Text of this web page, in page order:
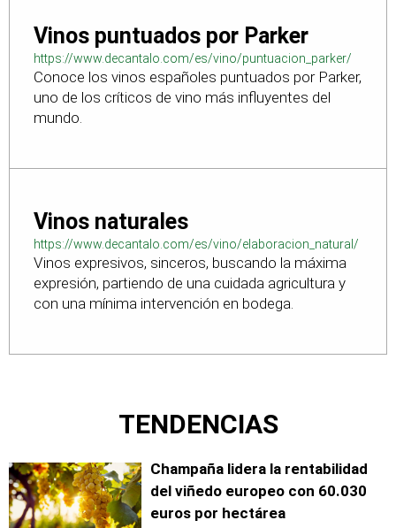
Vinos puntuados por Parker
https://www.decantalo.com/es/vino/puntuacion_parker/
Conoce los vinos españoles puntuados por Parker,
uno de los críticos de vino más influyentes del
mundo.
Vinos naturales
https://www.decantalo.com/es/vino/elaboracion_natural/
Vinos expresivos, sinceros, buscando la máxima
expresión, partiendo de una cuidada agricultura y
con una mínima intervención en bodega.
TENDENCIAS
Champaña lidera la rentabilidad
del viñedo europeo con 60.030
euros por hectárea